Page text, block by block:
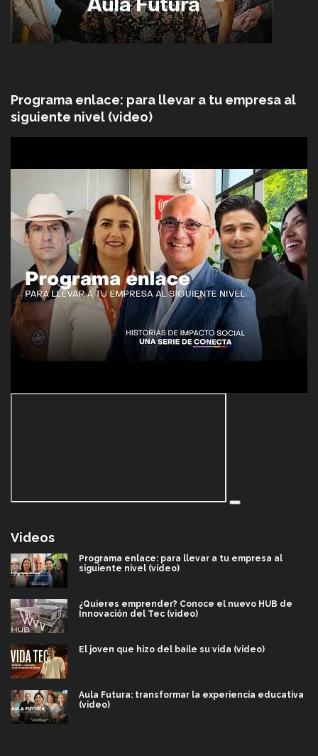
Programa enlace: para llevar a tu empresa al
siguiente nivel (video)
Videos
Programa enlace: para llevar a tu empresa al
siguiente nivel (video)
¿Quieres emprender? Conoce el nuevo HUB de
Innovación del Tec (video)
El joven que hizo del baile su vida (video)
Aula Futura: transformar la experiencia educativa
(video)